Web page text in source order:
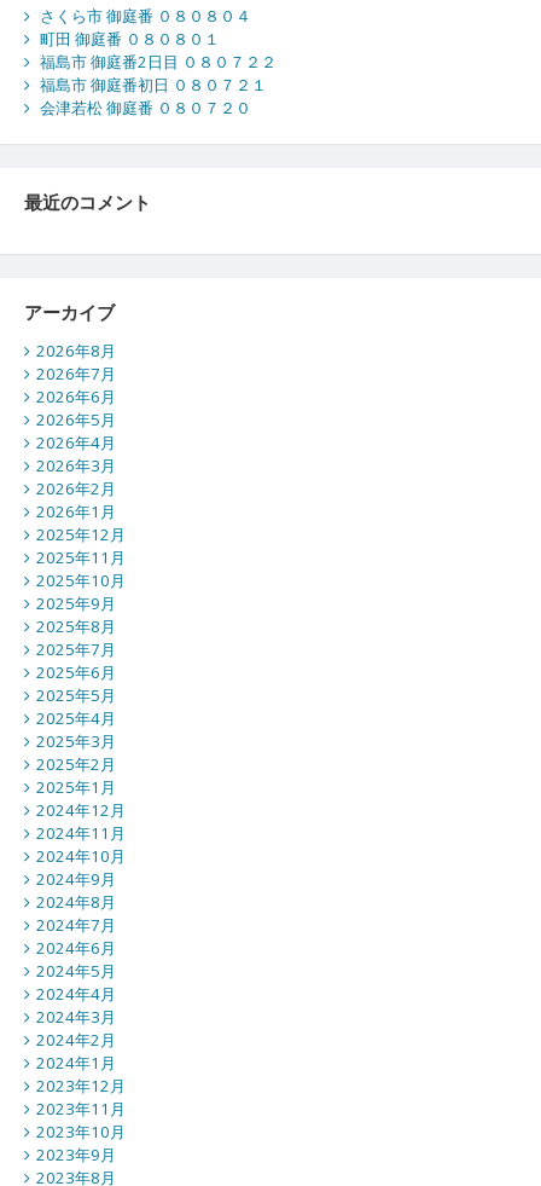
さくら市 御庭番 ０８０８０４
町田 御庭番 ０８０８０１
福島市 御庭番2日目 ０８０７２２
福島市 御庭番初日 ０８０７２１
会津若松 御庭番 ０８０７２０
最近のコメント
アーカイブ
2026年8月
2026年7月
2026年6月
2026年5月
2026年4月
2026年3月
2026年2月
2026年1月
2025年12月
2025年11月
2025年10月
2025年9月
2025年8月
2025年7月
2025年6月
2025年5月
2025年4月
2025年3月
2025年2月
2025年1月
2024年12月
2024年11月
2024年10月
2024年9月
2024年8月
2024年7月
2024年6月
2024年5月
2024年4月
2024年3月
2024年2月
2024年1月
2023年12月
2023年11月
2023年10月
2023年9月
2023年8月